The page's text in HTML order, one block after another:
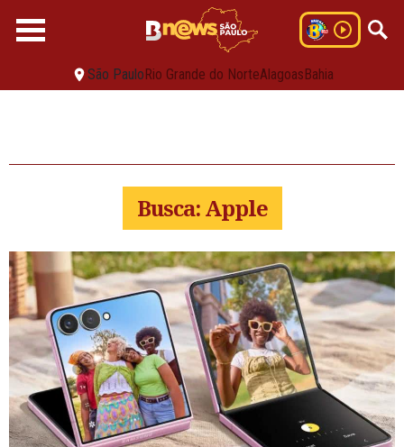
São PauloRio Grande do NorteAlagoasBahia
Busca: Apple